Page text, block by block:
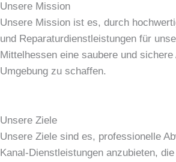
Unsere Mission
Unsere Mission ist es, durch
und Reparaturdienstleistungen für
Mittelhessen eine saubere und sichere
Umgebung zu schaffen.
Unsere Ziele
Unsere Ziele sind es, professionelle
Kanal-Dienstleistungen anzubieten,